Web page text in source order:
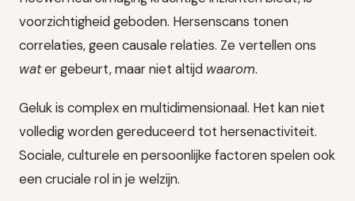
voorzichtigheid geboden. Hersenscans tonen
correlaties, geen causale relaties. Ze vertellen ons
water gebeurt, maar niet altijd waarom.
Geluk is complex en multidimensionaal. Het kan niet
volledig worden gereduceerd tot hersenactiviteit.
Sociale, culturele en persoonlijke factoren spelen ook
een cruciale rol in je welzijn.